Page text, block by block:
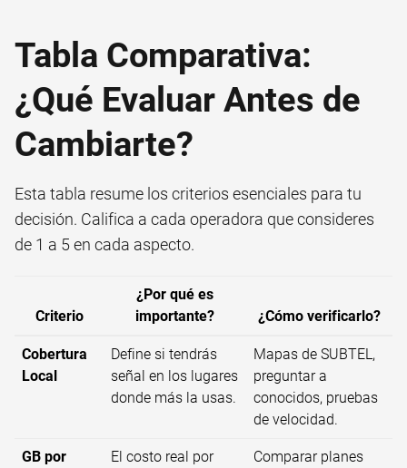
Tabla Comparativa:
¿Qué Evaluar Antes de
Cambiarte?
Esta tabla resume los criterios esenciales para tu
decisión. Califica a cada operadora que consideres
de 1 a 5 en cada aspecto.
Criterio
¿Por qué es
importante?
¿Cómo verificarlo?
Cobertura
Local
Define si tendrás
señal en los lugares
donde más la usas.
Mapas de SUBTEL,
preguntar a
conocidos, pruebas
de velocidad.
GB por
El costo real por
Comparar planes